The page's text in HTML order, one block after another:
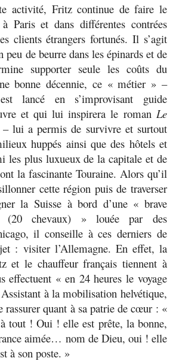
activité, Fritz continue de faire le
Paris et dans différentes contrées
clients étrangers fortunés. Il s’agit
de beurre dans les épinards et de
supporter seule les coûts du
bonne décennie, ce « métier » –
lancé en s’improvisant guide
et qui lui inspirera le roman Le
– lui a permis de survivre et surtout
huppés ainsi que des hôtels et
les plus luxueux de la capitale et de
la fascinante Touraine. Alors qu’il
cette région puis de traverser
la Suisse à bord d’une « brave
(20 chevaux) » louée par des
il conseille à ces derniers de
: visiter l’Allemagne. En effet, la
et le chauffeur français tiennent à
effectuent « en 24 heures le voyage
à la mobilisation helvétique,
rassurer quant à sa patrie de cœur : «
tout ! Oui ! elle est prête, la bonne,
aimée… nom de Dieu, oui ! elle
à son poste. »